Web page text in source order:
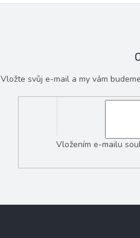
Vložte svůj e-mail a my vám
Vložením e-mailu